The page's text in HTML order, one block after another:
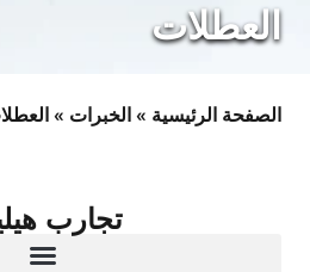
العطلات
الصفحة الرئيسية » الخبرات »
تجارب